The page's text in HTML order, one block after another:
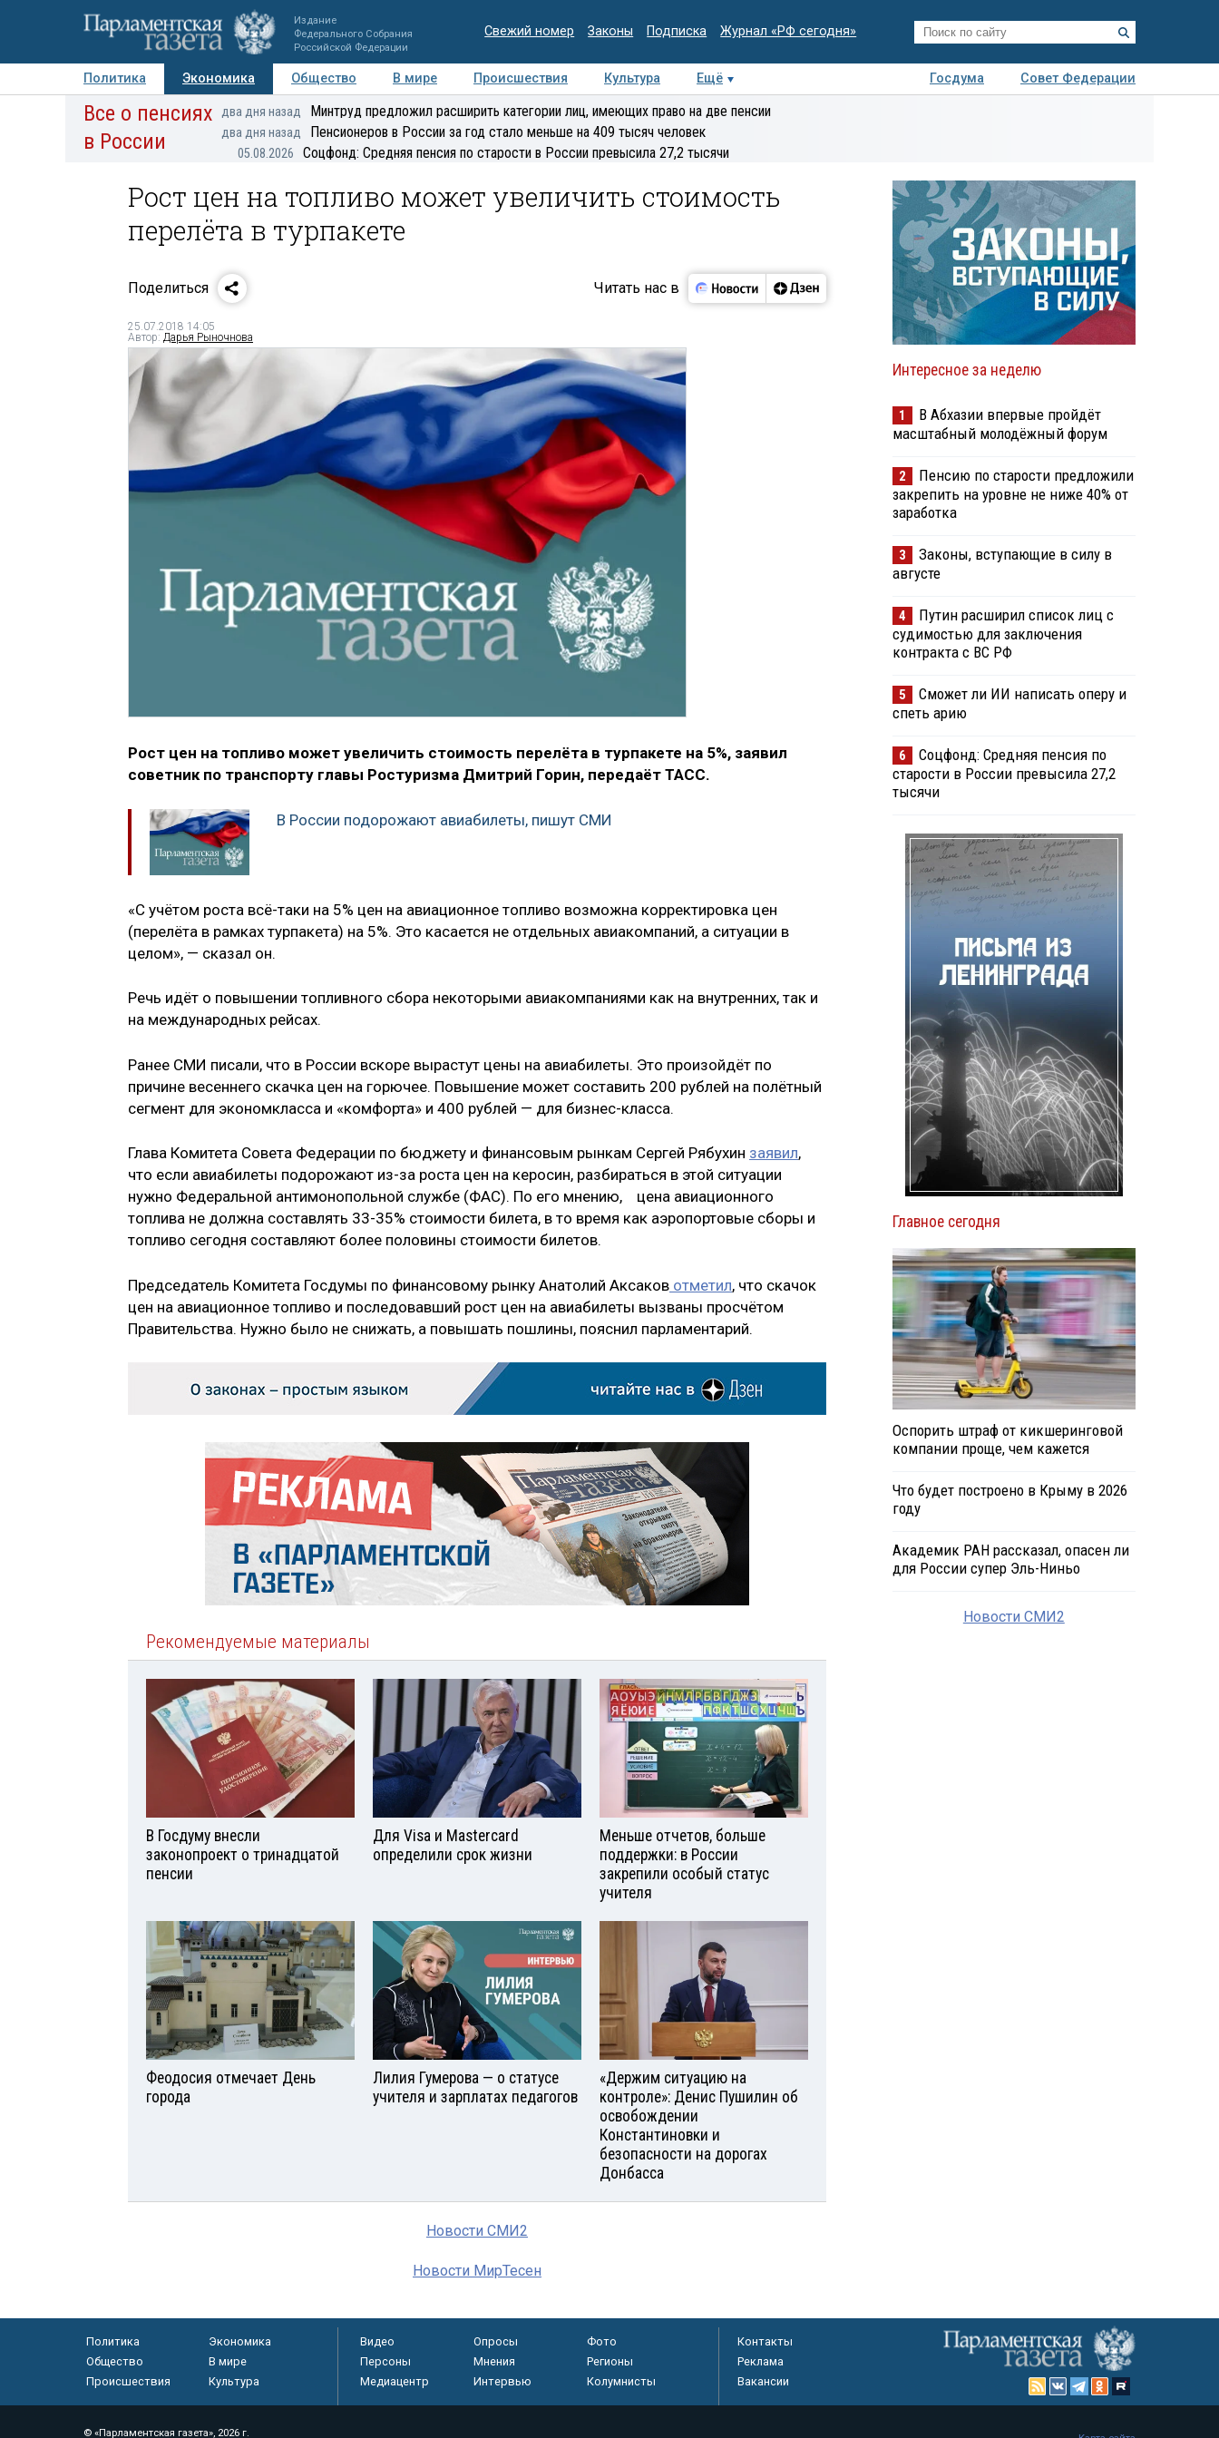
Издание
Федерального Собрания
Российской Федерации
Свежий номер Законы Подписка Журнал «РФ сегодня»
Политика Экономика Общество В мире Происшествия Культура Ещё Госдума
Совет Федерации
Авторы Персоны Мнения Регионы Медиацентр Интервью Колумнисты
Деловая
Все о пенсиях
в России
два дня назад Минтруд предложил расширить категории лиц, имеющих право на две пенсии
два дня назад Пенсионеров в России за год стало меньше на 409 тысяч человек
05.08.2026 Соцфонд: Средняя пенсия по старости в России превысила 27,2 тысячи
Рост цен на топливо может увеличить стоимость
перелёта в турпакете
Поделиться Читать нас в
25.07.2018 14:05
Автор: Дарья Рыночнова
Рост цен на топливо может увеличить стоимость перелёта в турпакете на 5%, заявил
советник по транспорту главы Ростуризма Дмитрий Горин, передаёт ТАСС.
В России подорожают авиабилеты, пишут СМИ
«С учётом роста всё-таки на 5% цен на авиационное топливо возможна корректировка цен
(перелёта в рамках турпакета) на 5%. Это касается не отдельных авиакомпаний, а ситуации в
целом», — сказал он.
Речь идёт о повышении топливного сбора некоторыми авиакомпаниями как на внутренних, так и
на международных рейсах.
Ранее СМИ писали, что в России вскоре вырастут цены на авиабилеты. Это произойдёт по
причине весеннего скачка цен на горючее. Повышение может составить 200 рублей на полётный
сегмент для экономкласса и «комфорта» и 400 рублей — для бизнес-класса.
Глава Комитета Совета Федерации по бюджету и финансовым рынкам Сергей Рябухин заявил,
что если авиабилеты подорожают из-за роста цен на керосин, разбираться в этой ситуации
нужно Федеральной антимонопольной службе (ФАС). По его мнению, цена авиационного
топлива не должна составлять 33-35% стоимости билета, в то время как аэропортовые сборы и
топливо сегодня составляют более половины стоимости билетов.
Председатель Комитета Госдумы по финансовому рынку Анатолий Аксаков отметил, что скачок
цен на авиационное топливо и последовавший рост цен на авиабилеты вызваны просчётом
Правительства. Нужно было не снижать, а повышать пошлины, пояснил парламентарий.
Рекомендуемые материалы
В Госдуму внесли
законопроект о тринадцатой
пенсии
Для Visа и Mastercard
определили срок жизни
Меньше отчетов, больше
поддержки: в России
закрепили особый статус
учителя
Феодосия отмечает День
города
Лилия Гумерова — о статусе
учителя и зарплатах педагогов
«Держим ситуацию на
контроле»: Денис Пушилин об
освобождении
Константиновки и
безопасности на дорогах
Донбасса
Новости СМИ2
Новости МирТесен
Интересное за неделю
1
В Абхазии впервые пройдёт
масштабный молодёжный форум
2
Пенсию по старости предложили
закрепить на уровне не ниже 40% от
заработка
3
Законы, вступающие в силу в
августе
4
Путин расширил список лиц с
судимостью для заключения
контракта с ВС РФ
5
Сможет ли ИИ написать оперу и
спеть арию
6
Соцфонд: Средняя пенсия по
старости в России превысила 27,2
тысячи
Главное сегодня
Оспорить штраф от кикшеринговой
компании проще, чем кажется
Что будет построено в Крыму в 2026
году
Академик РАН рассказал, опасен ли
для России супер Эль-Ниньо
Новости СМИ2
Политика
Экономика
Общество
В мире
Происшествия
Культура
Видео Опросы
Фото
Персоны
Мнения
Регионы
Медиацентр
Интервью Колумнисты
Контакты
Реклама
Вакансии
© «Парламентская газета», 2026 г.